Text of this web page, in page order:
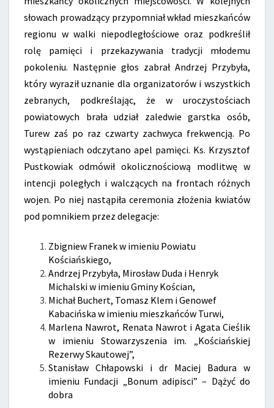
słowach prowadzący przypomniał wkład mieszkańców
regionu w walki niepodległościowe oraz podkreślił
rolę pamięci i przekazywania tradycji młodemu
pokoleniu. Następnie głos zabrał Andrzej Przybyła,
który wyraził uznanie dla organizatorów i wszystkich
zebranych, podkreślając, że w uroczystościach
powiatowych brała udział zaledwie garstka osób,
Turew zaś po raz czwarty zachwyca frekwencją. Po
wystąpieniach odczytano apel pamięci. Ks. Krzysztof
Pustkowiak odmówił okolicznościową modlitwę w
intencji poległych i walczących na frontach różnych
wojen. Po niej nastąpiła ceremonia złożenia kwiatów
pod pomnikiem przez delegacje:
Zbigniew Franek w imieniu Powiatu
Kościańskiego,
Andrzej Przybyła, Mirosław Duda i Henryk
Michalski w imieniu Gminy Kościan,
Michał Buchert, Tomasz Klem i Genowef
Kabacińska w imieniu mieszkańców Turwi,
Marlena Nawrot, Renata Nawrot i Agata Cieślik
w imieniu Stowarzyszenia im. „Kościańskiej
Rezerwy Skautowej”,
Stanisław Chłapowski i dr Maciej Badura w
imieniu Fundacji „Bonum adipisci” – Dążyć do
dobra